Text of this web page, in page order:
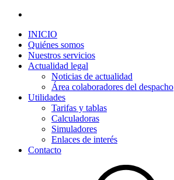
INICIO
Quiénes somos
Nuestros servicios
Actualidad legal
Noticias de actualidad
Área colaboradores del despacho
Utilidades
Tarifas y tablas
Calculadoras
Simuladores
Enlaces de interés
Contacto